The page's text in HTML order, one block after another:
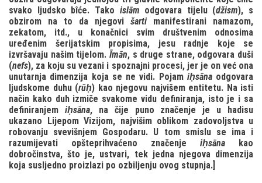
svako ljudsko bîće. Tako islām odgovara tijelu (džism), s
obzirom na to da njegovi šarti manifestirani namazom,
zekatom, itd., u konačnici svim društvenim odnosima
uređenim šerijatskim propisima, jesu radnje koje se
izvršavaju našim tijelom. Īmān, s druge strane, odgovara duši
(nefs), za koju su vezani i spoznajni procesi, jer je on već ona
unutarnja dimenzija koja se ne vidi. Pojam iḥsāna odgovara
ljudskome duhu (rūḥ) kao njegovu najvišem entitetu. Na isti
način kako duh izmiče svakome vidu definiranja, isto je i sa
definiranjem iḥsāna, na čije puno značenje je u hadisu
ukazano Lijepom Vizijom, najvišim oblikom zadovoljstva u
robovanju svevišnjem Gospodaru. U tom smislu se ima i
razumijevati opšteprihvaćeno značenje iḥsāna kao
dobročinstva, što je, ustvari, tek jedna njegova dimenzija
koja susljedno proizlazi po ozbiljenju ovog stupnja.]